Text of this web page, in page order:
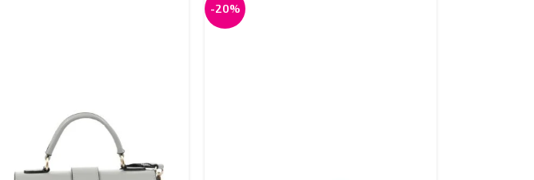
-20%